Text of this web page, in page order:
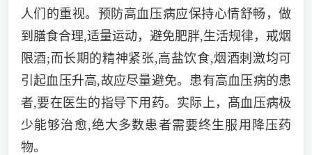
人们的重视。预防高血压病应保持心情舒畅，做
到膳食合理,适量运动，避免肥胖,生活规律，戒烟
限酒;而长期的精神紧张,高盐饮食,烟酒刺激均可
引起血压升高,故应尽量避免。患有高血压病的患
者,要在医生的指导下用药。实际上，髙血压病极
少能够治愈,绝大多数患者需要终生服用降压药
物。